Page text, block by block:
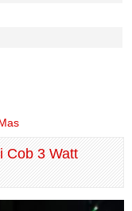
Cob 3 Watt